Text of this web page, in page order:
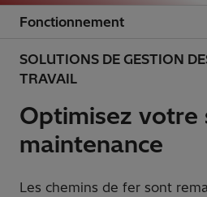
Fonctionnement
SOLUTIONS DE GESTION
TRAVAIL
Optimisez votre
maintenance
Les chemins de fer sont